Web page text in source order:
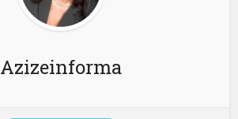
Azizeinforma